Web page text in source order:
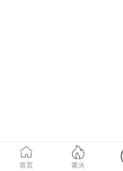

首页

篝火